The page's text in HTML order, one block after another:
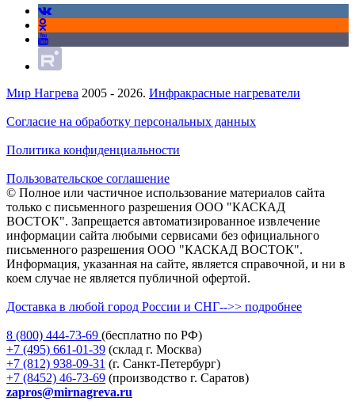
Мир Нагрева 2005 - 2026. Инфракрасные нагреватели
Согласие на обработку персональных данных
Политика конфиденциальности
Пользовательское соглашение
© Полное или частичное использование материалов сайта
только с письменного разрешения ООО "КАСКАД
ВОСТОК". Запрещается автоматизированное извлечение
информации сайта любыми сервисами без официального
письменного разрешения ООО "КАСКАД ВОСТОК".
Информация, указанная на сайте, является справочной, и ни в
коем случае не является публичной офертой.
Доставка в любой город России и СНГ-->> подробнее
8 (800) 444-73-69 (бесплатно по РФ)
+7 (495) 661-01-39 (склад г. Москва)
+7 (812) 938-09-31 (г. Санкт-Петербург)
+7 (8452) 46-73-69 (производство г. Саратов)
zapros@mirnagreva.ru